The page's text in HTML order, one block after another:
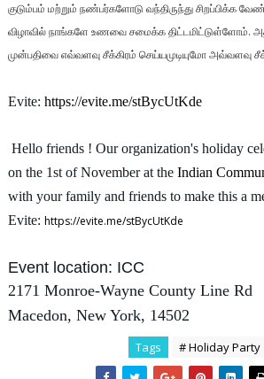
குடும்பம் மற்றும் நண்பர்களோடு வந்திருந்து சிறப்பிக்க
விழாவில் நாங்களே உணவை சமைக்க திட்டமிட்டுள்ளோம்.
முன்பதிவை எவ்வளவு சீக்கிரம் செய்யமுடியுமோ அவ்வளவு
Evite: https://evite.me/stBycUtKde
Hello friends ! Our organization's holiday
on the 1st of November at the Indian
with your family and friends to make this a
Evite: https://evite.me/stBycUtKde
Event location: ICC
2171 Monroe-Wayne County Line Rd
Macedon, New York, 14502
Tags # Holiday Party